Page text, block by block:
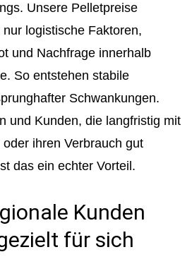
Unsere Pelletpreise
logistische Faktoren,
und Nachfrage innerhalb
So entstehen stabile
Schwankungen.
und Kunden, die langfristig mit
ihren Verbrauch gut
das ein echter Vorteil.
Kunden
für sich